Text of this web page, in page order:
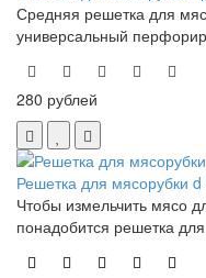
Средняя решетка для
универсальный
280 рублей
Решетка для мясорубки
Чтобы измельчить мясо
понадобится решетка